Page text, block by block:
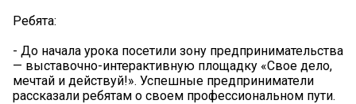
Ребята:
- До начала урока посетили зону предпринимательства
— выставочно-интерактивную площадку «Свое дело,
мечтай и действуй!». Успешные предприниматели
рассказали ребятам о своем профессиональном пути.